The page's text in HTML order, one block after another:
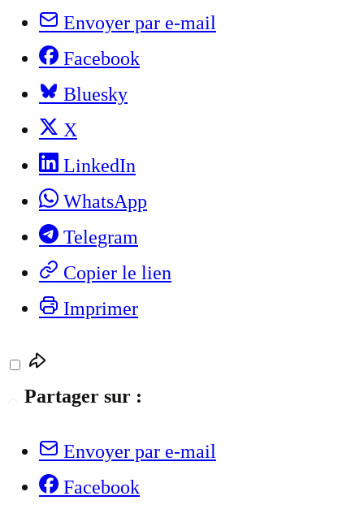
Envoyer par e-mail
Facebook
Bluesky
X
LinkedIn
WhatsApp
Telegram
Copier le lien
Imprimer
Partager sur :
Envoyer par e-mail
Facebook